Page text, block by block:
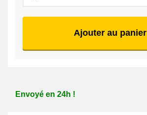
Ajouter au panier
Envoyé en 24h !